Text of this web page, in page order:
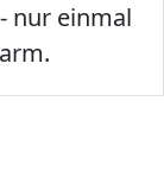
nur einmal